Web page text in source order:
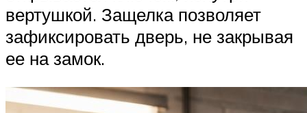
вертушкой. Защелка позволяет
зафиксировать дверь, не закрывая
ее на замок.